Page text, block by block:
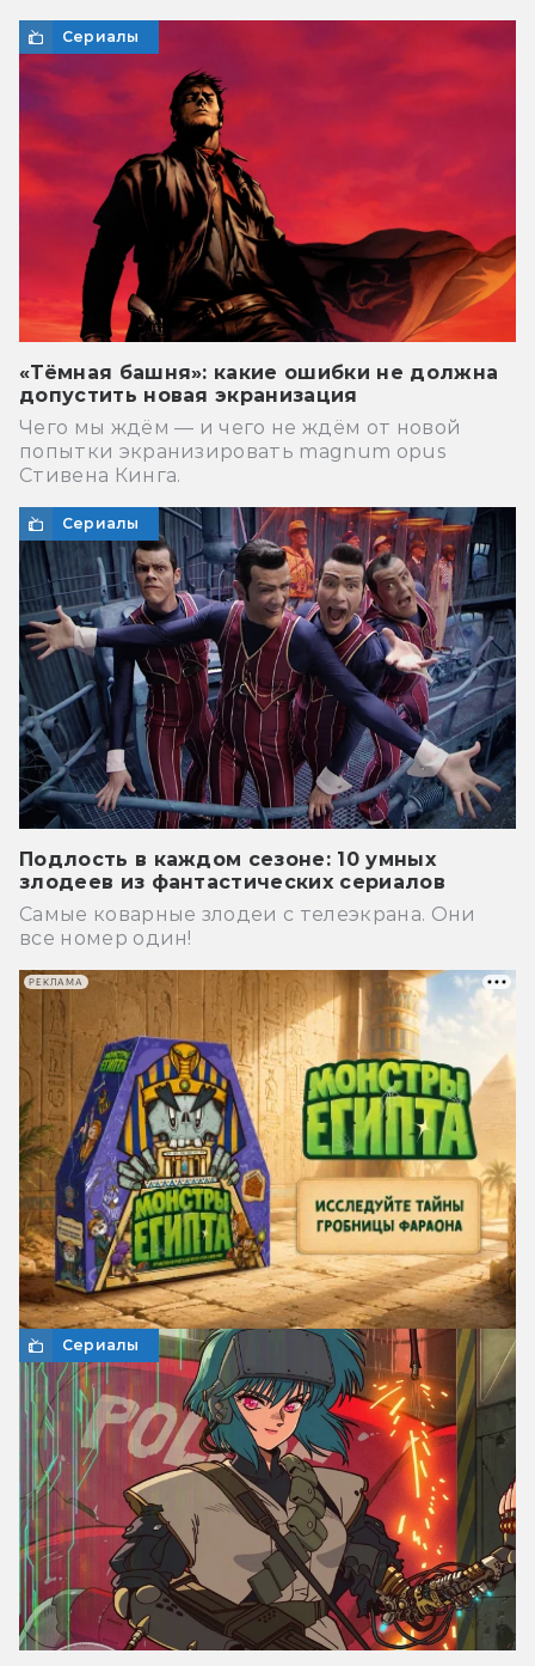
Сериалы
«Тёмная башня»: какие ошибки не должна
допустить новая экранизация
Чего мы ждём — и чего не ждём от новой
попытки экранизировать magnum opus
Стивена Кинга.
Сериалы
Подлость в каждом сезоне: 10 умных
злодеев из фантастических сериалов
Самые коварные злодеи с телеэкрана. Они
все номер один!
Сериалы
РЕКЛАМА